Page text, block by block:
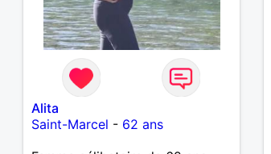
Alita
Saint-Marcel - 62 ans